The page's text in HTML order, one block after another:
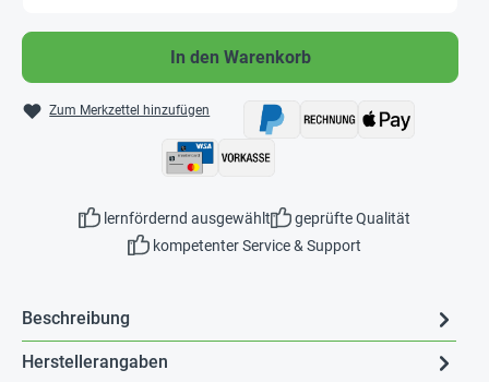
In den Warenkorb
Zum Merkzettel hinzufügen
lernfördernd ausgewählt
geprüfte Qualität
kompetenter Service & Support
Beschreibung
Herstellerangaben